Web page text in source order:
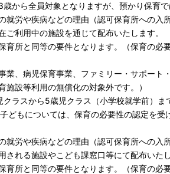
から全員対象となりますが、預かり保育
就労や疾病などの理由（認可保育所への
利用中の施設を通じて配布いたします。
育所と同等の要件となります。（保育の必
業、病児保育事業、ファミリー・サポー
設等利用の無償化の対象外です。）
クラスから5歳児クラス（小学校就学前）
どもについては、保育の必要性の認定を
就労や疾病などの理由（認可保育所への
れる施設やこども課窓口等にて配布いたし
育所と同等の要件となります。（保育の必